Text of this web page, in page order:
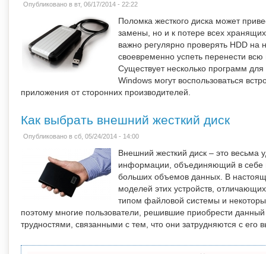
Опубликовано в вт, 06/17/2014 - 22:22
Поломка жесткого диска может
замены, но и к потере всех
важно регулярно проверять HDD
своевременно успеть перенести
Существует несколько программ для
Windows могут воспользоваться
приложения от сторонних производителей.
Как выбрать внешний жесткий диск
Опубликовано в сб, 05/24/2014 - 14:00
Внешний жесткий диск – это весьма
информации, объединяющий в себе
больших объемов данных. В
моделей этих устройств,
типом файловой системы и
поэтому многие пользователи, решившие приобрести данный
трудностями, связанными с тем, что они затрудняются с его